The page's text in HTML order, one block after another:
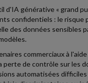
d'IA générative « grand
confidentiels : le risque
des données sensibles
commerciaux à
perte de contrôle sur les
automatisées